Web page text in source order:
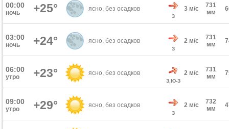
00:00
ночь +25° ясно, без осадков
З
3 м/с
731
мм
03:00
ночь +24° ясно, без осадков
З
2 м/с
731
мм
06:00
утро +23° ясно, без осадков
З,Ю-З
2 м/с
731
мм
09:00
утро +29° ясно, без осадков
З
2 м/с
732
мм